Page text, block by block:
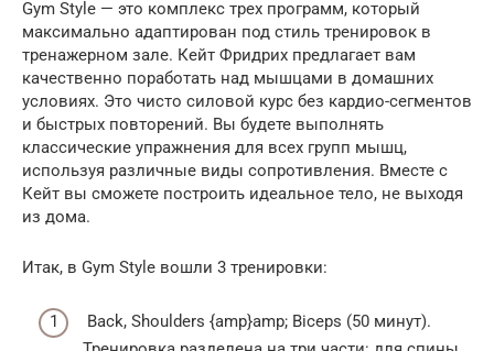
Gym Style — это комплекс трех программ, который
максимально адаптирован под стиль тренировок в
тренажерном зале. Кейт Фридрих предлагает вам
качественно поработать над мышцами в домашних
условиях. Это чисто силовой курс без кардио-сегментов
и быстрых повторений. Вы будете выполнять
классические упражнения для всех групп мышц,
используя различные виды сопротивления. Вместе с
Кейт вы сможете построить идеальное тело, не выходя
из дома.
Итак, в Gym Style вошли 3 тренировки:
Back, Shoulders {amp}amp; Biceps (50 минут).